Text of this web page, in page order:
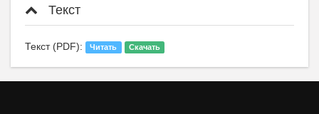
Текст
Текст (PDF): Читать Скачать